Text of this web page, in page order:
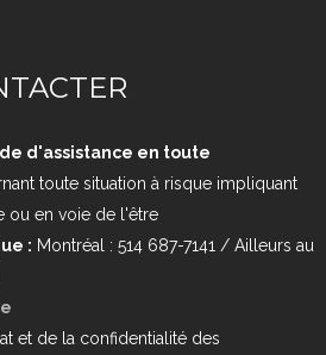
d'assistance en toute
toute situation à risque impliquant
ou en voie de l'être
: Montréal : 514 687-7141 / Ailleurs au
et de la confidentialité des